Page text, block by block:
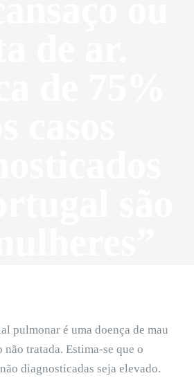
pulmonar é uma doença de mau
tratada. Estima-se que o
diagnosticadas seja elevado.